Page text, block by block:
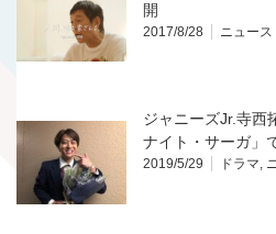
開
2017/8/28 ニュース
ジャニーズJr.寺
ナイト・サーガ」
2019/5/29 ドラマ,